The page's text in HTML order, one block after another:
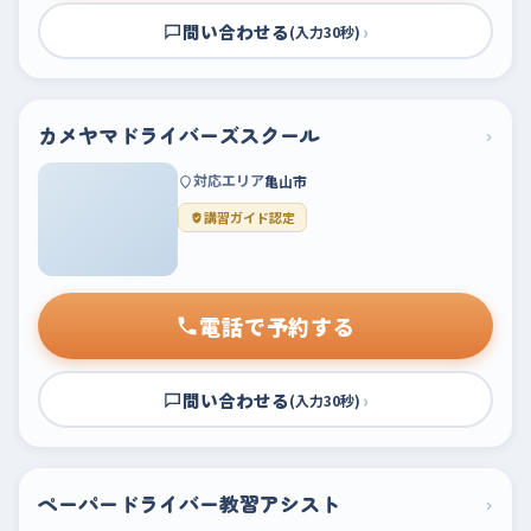
問い合わせる(入力30秒) ›
カメヤマドライバーズスクール ›
対応エリア亀山市
講習ガイド認定
電話で予約する
問い合わせる(入力30秒) ›
ペーパードライバー教習アシスト ›